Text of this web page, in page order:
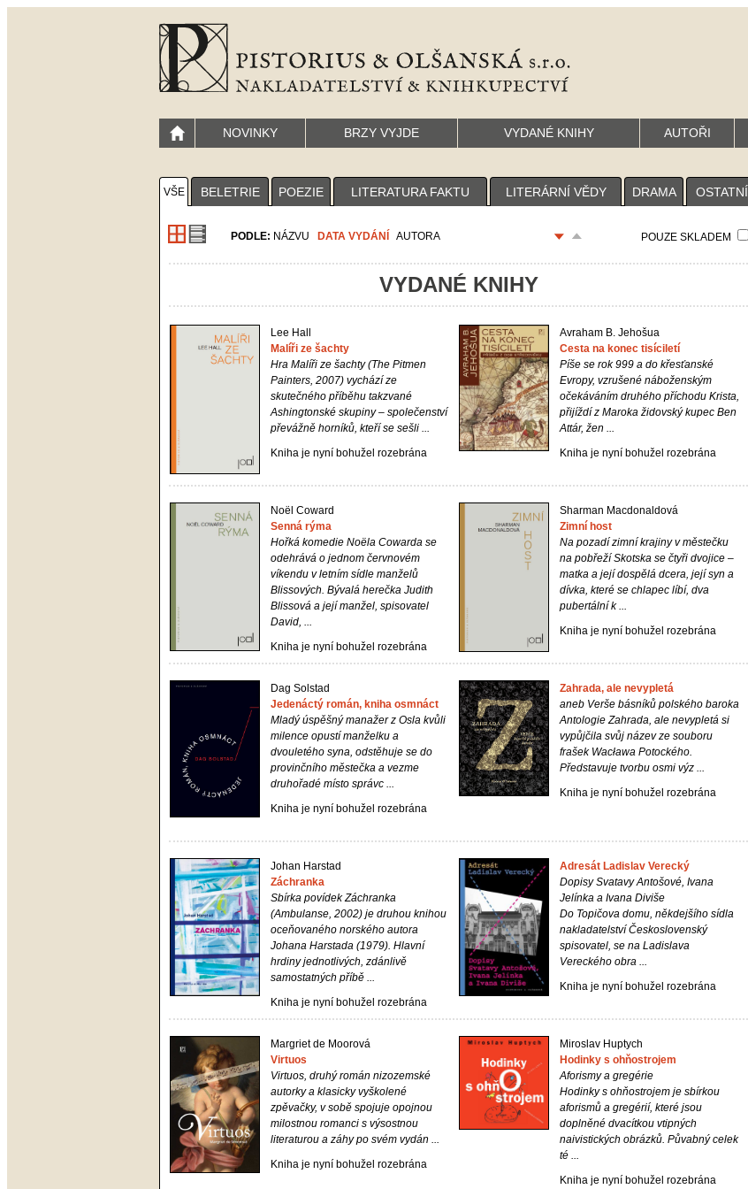
NOVINKY BRZY VYJDE VYDANÉ KNIHY AUTOŘI
VŠE BELETRIE POEZIE LITERATURA FAKTU LITERÁRNÍ VĚDY DRAMA OSTATNÍ
PODLE: NÁZVU DATA VYDÁNÍ AUTORA POUZE SKLADEM
VYDANÉ KNIHY
Lee Hall
Malíři ze šachty
Hra Malíři ze šachty(The Pitmen
Painters, 2007) vychází ze
skutečného příběhu takzvané
Ashingtonské skupiny – společenství
převážně horníků, kteří se sešli ...
Kniha je nyní bohužel rozebrána
Avraham B. Jehošua
Cesta na konec tisíciletí
Píše se rok 999 a do křesťanské
Evropy, vzrušené náboženským
očekáváním druhého příchodu Krista,
přijíždí z Maroka židovský kupec Ben
Attár, žen ...
Kniha je nyní bohužel rozebrána
Noël Coward
Senná rýma
Hořká komedie Noëla Cowarda se
odehrává o jednom červnovém
víkendu v letním sídle manželů
Blissových. Bývalá herečka Judith
Blissová a její manžel, spisovatel
David, ...
Kniha je nyní bohužel rozebrána
Sharman Macdonaldová
Zimní host
Na pozadí zimní krajiny v městečku
na pobřeží Skotska se čtyři dvojice –
matka a její dospělá dcera, její syn a
dívka, které se chlapec líbí, dva
pubertální k ...
Kniha je nyní bohužel rozebrána
Dag Solstad
Jedenáctý román, kniha osmnáct
Mladý úspěšný manažer z Osla kvůli
milence opustí manželku a
dvouletého syna, odstěhuje se do
provinčního městečka a vezme
druhořadé místo správc ...
Kniha je nyní bohužel rozebrána
Zahrada, ale nevypletá
aneb Verše básníků polského baroka
AntologieZahrada, ale nevypletá si
vypůjčila svůj název ze souboru
frašek Wacława Potockého.
Představuje tvorbu osmi výz ...
Kniha je nyní bohužel rozebrána
Johan Harstad
Záchranka
Sbírka povídek Záchranka
(Ambulanse, 2002) je druhou knihou
oceňovaného norského autora
Johana Harstada (1979). Hlavní
hrdiny jednotlivých, zdánlivě
samostatných příbě ...
Kniha je nyní bohužel rozebrána
Adresát Ladislav Verecký
Dopisy Svatavy Antošové, Ivana
Jelínka a Ivana Diviše
Do Topičova domu, někdejšího sídla
nakladatelství Československý
spisovatel, se na Ladislava
Vereckého obra ...
Kniha je nyní bohužel rozebrána
Margriet de Moorová
Virtuos
Virtuos, druhý román nizozemské
autorky a klasicky vyškolené
zpěvačky, v sobě spojuje opojnou
milostnou romanci s výsostnou
literaturou a záhy po svém vydán ...
Kniha je nyní bohužel rozebrána
Miroslav Huptych
Hodinky s ohňostrojem
Aforismy a gregérie
Hodinky s ohňostrojem je sbírkou
aforismů a gregérií, které jsou
doplněné dvacítkou vtipných
naivistických obrázků. Půvabný celek
té ...
Kniha je nyní bohužel rozebrána